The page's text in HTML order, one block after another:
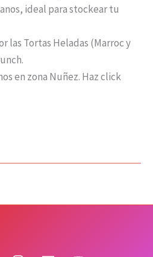
ideal para stockear tu
las Tortas Heladas (Marroc y
en zona Nuñez. Haz click